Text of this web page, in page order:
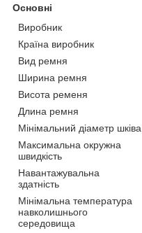
Основні
Виробник
Країна виробник
Вид ремня
Ширина ремня
Висота ременя
Длина ремня
Мінімальний діаметр шківа
Максимальна окружна
швидкість
Навантажувальна
здатність
Мінімальна температура
навколишнього
середовища